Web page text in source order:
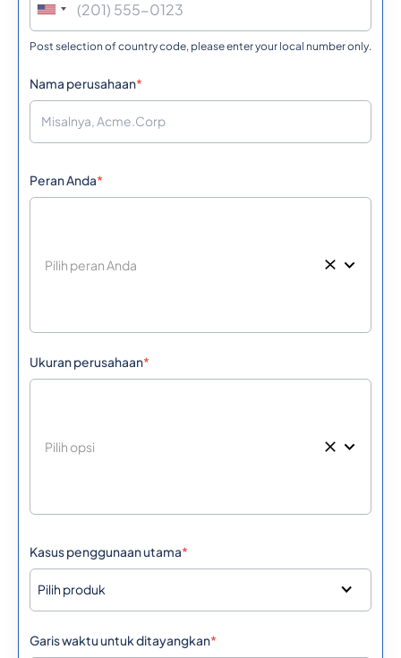
Post selection of country code, please enter your local number only.
Nama perusahaan*
Peran Anda*
Ukuran perusahaan*
Kasus penggunaan utama*
Pilih produk
Garis waktu untuk ditayangkan*